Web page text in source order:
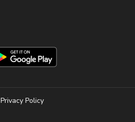
Privacy Policy